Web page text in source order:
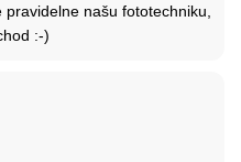
našu fototechniku,
:-)